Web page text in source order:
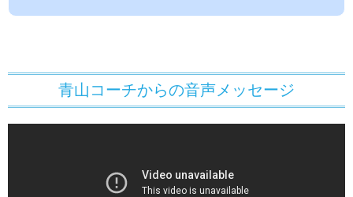
青山コーチからの音声メッセージ